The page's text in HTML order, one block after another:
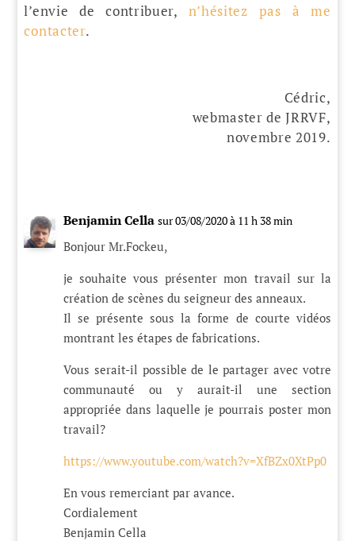
l’envie de contribuer, n’hésitez pas à me
contacter.
Cédric,
webmaster de JRRVF,
novembre 2019.
Benjamin Cella sur 03/08/2020 à 11 h 38 min
Bonjour Mr.Fockeu,
je souhaite vous présenter mon travail sur la
création de scènes du seigneur des anneaux.
Il se présente sous la forme de courte vidéos
montrant les étapes de fabrications.
Vous serait-il possible de le partager avec votre
communauté ou y aurait-il une section
appropriée dans laquelle je pourrais poster mon
travail?
https://www.youtube.com/watch?v=XfBZx0XtPp0
En vous remerciant par avance.
Cordialement
Benjamin Cella